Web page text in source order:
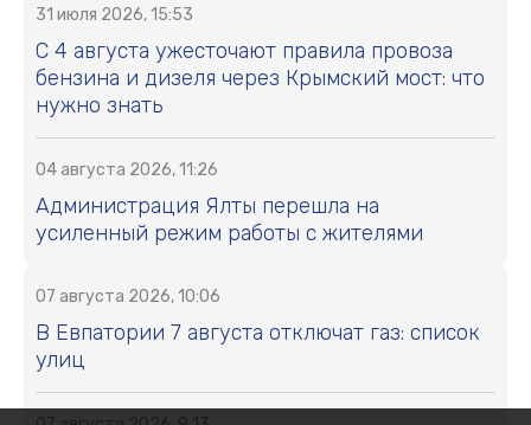
31 июля 2026, 15:53
С 4 августа ужесточают правила провоза
бензина и дизеля через Крымский мост: что
нужно знать
04 августа 2026, 11:26
Администрация Ялты перешла на
усиленный режим работы с жителями
07 августа 2026, 10:06
В Евпатории 7 августа отключат газ: список
улиц